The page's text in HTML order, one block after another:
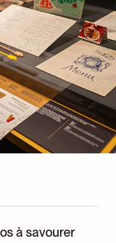
à savourer